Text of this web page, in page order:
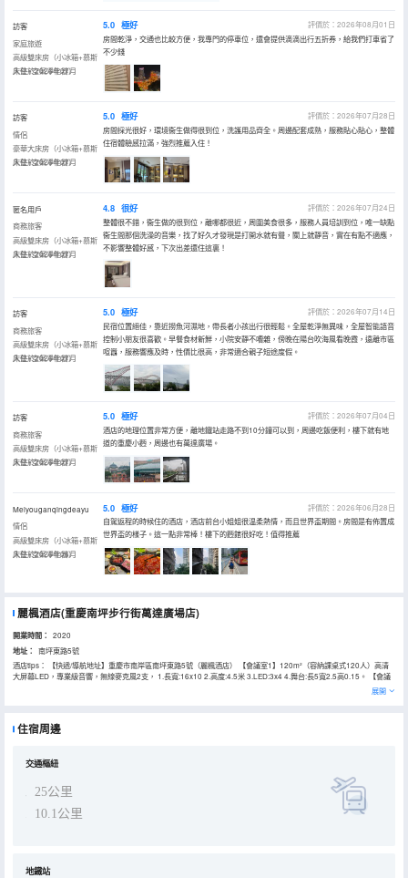
訪客
家庭旅遊
高級雙床房（小冰箱+慕斯
床墊+空氣凈化器）
入住於2026年07月
5.0 極好
評價於：2026年08月01日
房間乾淨，交通也比較方便，我專門的停車位，還會提供滴滴出行五折券，給我們打車省了
不少錢
訪客
情侶
豪華大床房（小冰箱+慕斯
床墊+空氣凈化器）
入住於2026年07月
5.0 極好
評價於：2026年07月28日
房間採光很好，環境衞生做得很到位，洗護用品齊全。周邊配套成熟，服務貼心貼心，整體
住宿體驗感拉滿，強烈推薦入住！
匿名用戶
商務旅客
高級雙床房（小冰箱+慕斯
床墊+空氣凈化器）
入住於2026年07月
4.8 很好
評價於：2026年07月24日
整體很不錯，衞生做的很到位，離哪都很近，周圍美食很多，服務人員培訓到位，唯一缺點
衞生間那個洗澡的音樂，找了好久才發現是打開水就有聲，關上就靜音，實在有點不適應，
不影響整體好感，下次出差還住這裏！
訪客
商務旅客
高級雙床房（小冰箱+慕斯
床墊+空氣凈化器）
入住於2026年07月
5.0 極好
評價於：2026年07月14日
民宿位置絕佳，靠近撈魚河濕地，帶長者小孩出行很輕鬆。全屋乾淨無異味，全屋智能語音
控制小朋友很喜歡。早餐食材新鮮，小院安靜不嘈雜，傍晚在陽台吹海風看晚霞，遠離市區
喧囂，服務響應及時，性價比很高，非常適合親子短途度假。
訪客
商務旅客
高級雙床房（小冰箱+慕斯
床墊+空氣凈化器）
入住於2026年07月
5.0 極好
評價於：2026年07月04日
酒店的地理位置非常方便，離地鐵站走路不到10分鐘可以到，周邊吃飯便利，樓下就有地
道的重慶小麪，周邊也有萬達廣場。
Meiyouganqingdeayu
情侶
高級雙床房（小冰箱+慕斯
床墊+空氣凈化器）
入住於2026年06月
5.0 極好
評價於：2026年06月28日
自駕返程的時候住的酒店，酒店前台小姐姐很温柔熱情，而且世界盃期間。房間是有佈置成
世界盃的樣子。這一點非常棒！樓下的麪館很好吃！值得推薦
麗楓酒店(重慶南坪步行街萬達廣場店)
開業時間： 2020
地址：
南坪東路5號
酒店tips： 【快遞/導航地址】重慶市南岸區南坪東路5號（麗楓酒店） 【會議室1】120m²（容納課桌式120人）高清
大屏幕LED，專業級音響，無線麥克風2支， 1.長寬:16x10 2.高度:4.5米 3.LED:3x4 4.舞台:長5寬2.5高0.15。 【會議
室2】40m²（容納課桌式40人）投影儀，無線麥克風2支 【配套】停車場、自助洗衣房、自助精美早餐…… 【附近美
食】渝大獅火鍋（南坪總店）、山城飯局（江湖菜）、秦雲老太婆攤攤面 【附件景點】南濱路、南山一棵樹、長江索
交站。 3重慶北站南廣場打車約25分鐘，輕軌：全程約45分鐘，軌道交通3號線南坪站→重慶北站南廣場站。 4重慶北
同站換乘210到白公館站。 7磁器口打車約35分鐘，輕軌：全程約1小時15分鐘，軌道交通3號線南坪站→兩路口站換乘
1號線→磁器口站。 8解放碑打車約15分鐘，公交：全程約30分鐘，南坪公交站321路南坪大帝學校→瓷器街。 9洪崖
洞打車約22分鐘，輕軌：全程約45分鐘，軌道交通3號線南坪站→兩路口站換乘1號線→小什字站。 我希望您能盡情享
用這些設施和服務無論您是商務旅行還是休閒度假，我們一定會讓您感到舒適和温馨，不虛此行。期待您的入住！
展開
住宿周邊
交通樞紐
25公里
10.1公里
地鐵站